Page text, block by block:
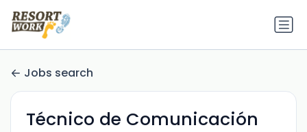
Jobs search
Técnico de Comunicación